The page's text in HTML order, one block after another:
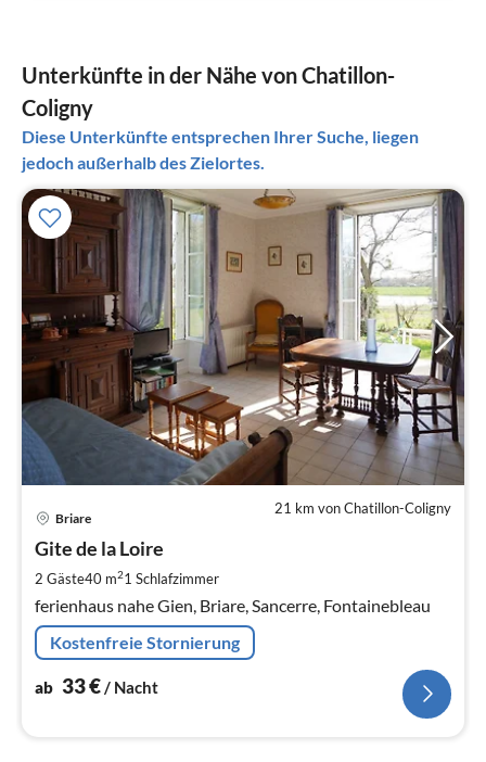
Unterkünfte in der Nähe von Chatillon-
Coligny
Diese Unterkünfte entsprechen Ihrer Suche, liegen
jedoch außerhalb des Zielortes.
21 km von Chatillon-Coligny
Briare
Gite de la Loire
2 Gäste40 m21 Schlafzimmer
ferienhaus nahe Gien, Briare, Sancerre, Fontainebleau
Kostenfreie Stornierung
ab 33€/ Nacht